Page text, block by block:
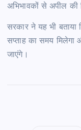
अभिभावकों से अपील की
सरकार ने यह भी बताया
सप्ताह का समय मिलेगा
जाएंगे।